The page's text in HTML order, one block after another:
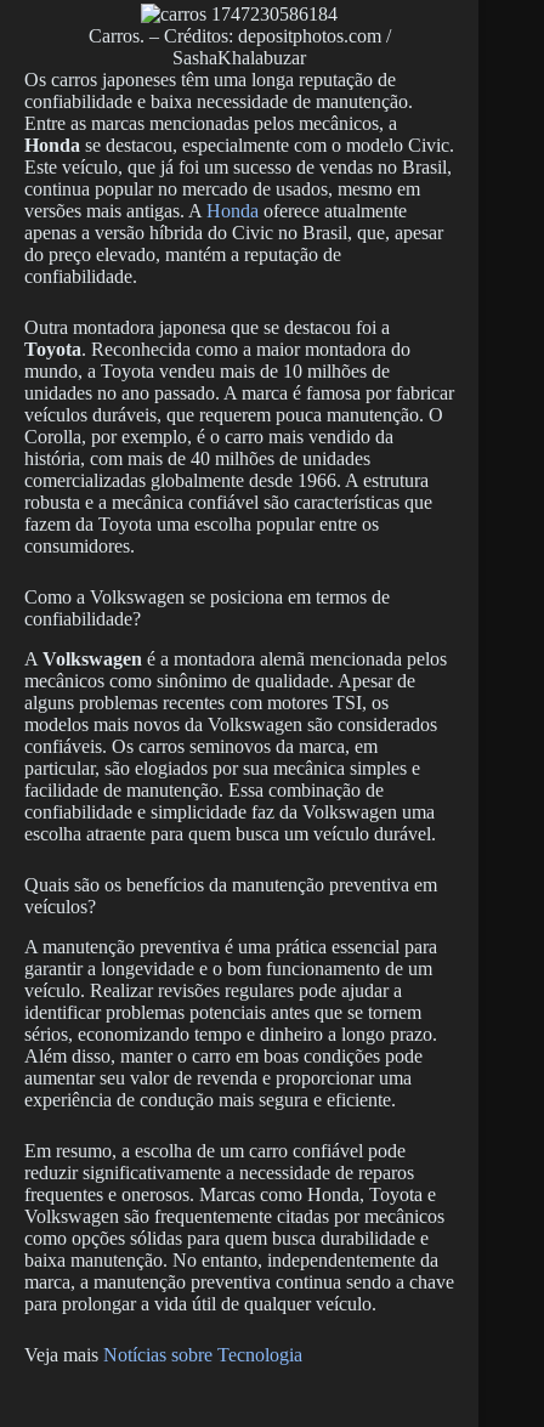
Carros. – Créditos: depositphotos.com /
SashaKhalabuzar
Os carros japoneses têm uma longa reputação de
confiabilidade e baixa necessidade de manutenção.
Entre as marcas mencionadas pelos mecânicos, a
Honda se destacou, especialmente com o modelo Civic.
Este veículo, que já foi um sucesso de vendas no Brasil,
continua popular no mercado de usados, mesmo em
versões mais antigas. A Honda oferece atualmente
apenas a versão híbrida do Civic no Brasil, que, apesar
do preço elevado, mantém a reputação de
confiabilidade.
Outra montadora japonesa que se destacou foi a
Toyota. Reconhecida como a maior montadora do
mundo, a Toyota vendeu mais de 10 milhões de
unidades no ano passado. A marca é famosa por fabricar
veículos duráveis, que requerem pouca manutenção. O
Corolla, por exemplo, é o carro mais vendido da
história, com mais de 40 milhões de unidades
comercializadas globalmente desde 1966. A estrutura
robusta e a mecânica confiável são características que
fazem da Toyota uma escolha popular entre os
consumidores.
Como a Volkswagen se posiciona em termos de
confiabilidade?
A Volkswagen é a montadora alemã mencionada pelos
mecânicos como sinônimo de qualidade. Apesar de
alguns problemas recentes com motores TSI, os
modelos mais novos da Volkswagen são considerados
confiáveis. Os carros seminovos da marca, em
particular, são elogiados por sua mecânica simples e
facilidade de manutenção. Essa combinação de
confiabilidade e simplicidade faz da Volkswagen uma
escolha atraente para quem busca um veículo durável.
Quais são os benefícios da manutenção preventiva em
veículos?
A manutenção preventiva é uma prática essencial para
garantir a longevidade e o bom funcionamento de um
veículo. Realizar revisões regulares pode ajudar a
identificar problemas potenciais antes que se tornem
sérios, economizando tempo e dinheiro a longo prazo.
Além disso, manter o carro em boas condições pode
aumentar seu valor de revenda e proporcionar uma
experiência de condução mais segura e eficiente.
Em resumo, a escolha de um carro confiável pode
reduzir significativamente a necessidade de reparos
frequentes e onerosos. Marcas como Honda, Toyota e
Volkswagen são frequentemente citadas por mecânicos
como opções sólidas para quem busca durabilidade e
baixa manutenção. No entanto, independentemente da
marca, a manutenção preventiva continua sendo a chave
para prolongar a vida útil de qualquer veículo.
Veja mais Notícias sobre Tecnologia